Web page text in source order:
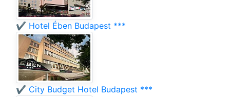
✔️ Hotel Ében Budapest ***
✔️ City Budget Hotel Budapest ***